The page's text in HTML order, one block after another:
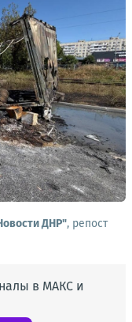
ДНР", репост
в МАКС и